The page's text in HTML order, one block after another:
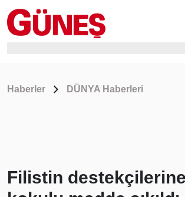
Haberler DÜNYA Haberleri
Filistin